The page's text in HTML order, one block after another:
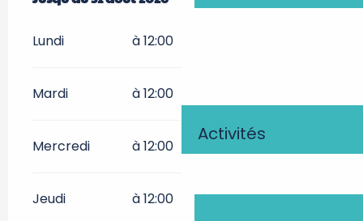
Activités
Lundi à 12:00
Mardi à 12:00
Mercredi à 12:00
Jeudi à 12:00